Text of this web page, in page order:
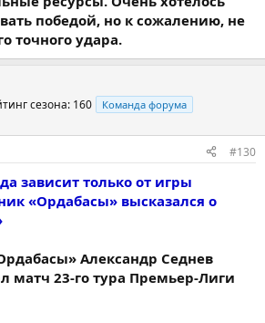
победой, но к сожалению, не
точного удара.
сезона: 160 Команда форума
#130
зависит только от игры
«Ордабасы» высказался о
Александр Седнев
матч 23-го тура Премьер-Лиги